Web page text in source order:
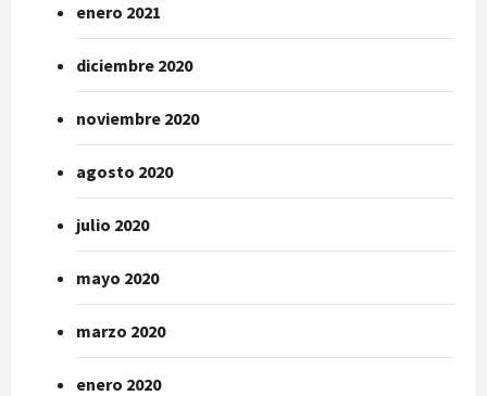
enero 2021
diciembre 2020
noviembre 2020
agosto 2020
julio 2020
mayo 2020
marzo 2020
enero 2020